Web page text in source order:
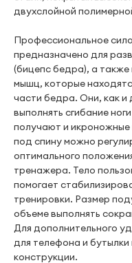
двухслойной
Профессиональное
предназначено для
(бицепс бедра), а
мышц, которые
части бедра. Они, как
выполнять сгибание
получают и
под спину можно
оптимального
тренажера. Тело
помогает
тренировки. Размер
объеме выполнять
Для дополнительного
для телефона и
конструкции.